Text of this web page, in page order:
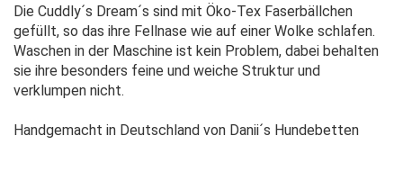
Die Cuddly´s Dream´s sind mit Öko-Tex Faserbällchen
gefüllt, so das ihre Fellnase wie auf einer Wolke schlafen.
Waschen in der Maschine ist kein Problem, dabei behalten
sie ihre besonders feine und weiche Struktur und
verklumpen nicht.
Handgemacht in Deutschland von Danii´s Hundebetten